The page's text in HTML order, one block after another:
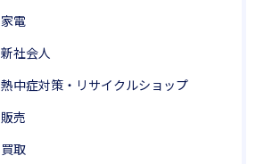
家電
新社会人
熱中症対策・リサイクルショップ
販売
買取